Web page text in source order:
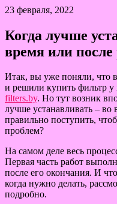
23 февраля, 2022
Когда лучше
время или после
Итак, вы уже поняли, что
и решили купить фильтр
filters.by. Но тут возник
лучше устанавливать – во
правильно поступить,
проблем?
На самом деле весь
Первая часть работ
после его окончания. И
когда нужно делать,
подробно.